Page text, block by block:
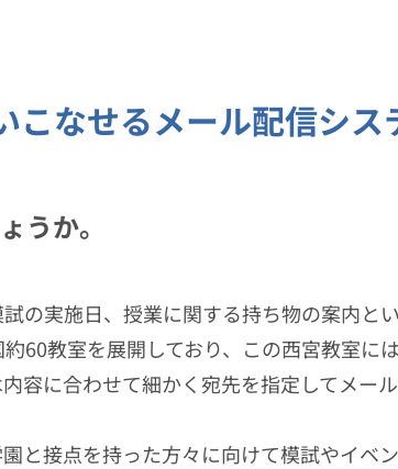
なせるメール配信シス
うか。
の実施日、授業に関する持ち物の案内と
60教室を展開しており、この西宮教室に
容に合わせて細かく宛先を指定してメー
と接点を持った方々に向けて模試やイベ